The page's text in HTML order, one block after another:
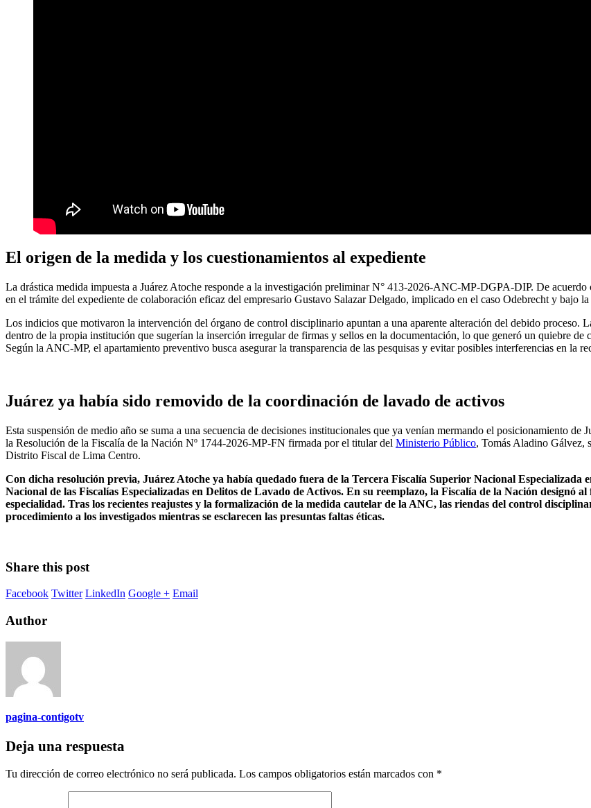
El origen de la medida y los cuestionamientos al expediente
La drástica medida impuesta a Juárez Atoche responde a la investigación preliminar N° 413-2026-ANC-MP-DGPA-DIP. De acuerdo
en el trámite del expediente de colaboración eficaz del empresario Gustavo Salazar Delgado, implicado en el caso Odebrecht y bajo
Los indicios que motivaron la intervención del órgano de control disciplinario apuntan a una aparente alteración del debido proceso.
dentro de la propia institución que sugerían la inserción irregular de firmas y sellos en la documentación, lo que generó un quiebre de
Según la ANC-MP, el apartamiento preventivo busca asegurar la transparencia de las pesquisas y evitar posibles interferencias en la
Juárez ya había sido removido de la coordinación de lavado de activos
Esta suspensión de medio año se suma a una secuencia de decisiones institucionales que ya venían mermando el posicionamiento
la Resolución de la Fiscalía de la Nación Nº 1744-2026-MP-FN firmada por el titular del Ministerio Público, Tomás Aladino Gálvez,
Distrito Fiscal de Lima Centro.
Con dicha resolución previa, Juárez Atoche ya había quedado fuera de la Tercera Fiscalía Superior Nacional Especializada
Nacional de las Fiscalías Especializadas en Delitos de Lavado de Activos. En su reemplazo, la Fiscalía de la Nación designó
especialidad. Tras los recientes reajustes y la formalización de la medida cautelar de la ANC, las riendas del control
procedimiento a los investigados mientras se esclarecen las presuntas faltas éticas.
Share this post
Facebook Twitter LinkedIn Google + Email
Author
pagina-contigotv
Deja una respuesta
Tu dirección de correo electrónico no será publicada. Los campos obligatorios están marcados con *